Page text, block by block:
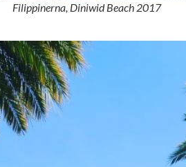
Filippinerna, Diniwid Beach 2017